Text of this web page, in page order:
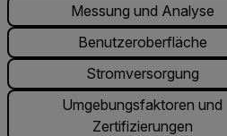
Messung und Analyse
Benutzeroberfläche
Stromversorgung
Umgebungsfaktoren und
Zertifizierungen